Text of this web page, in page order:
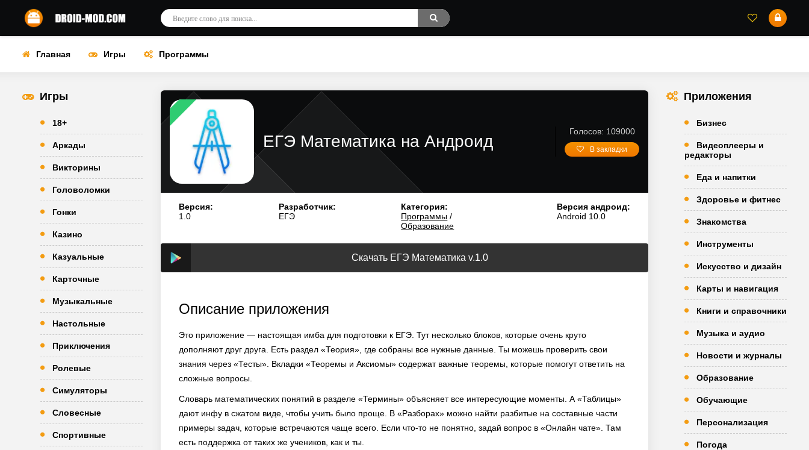
Главная Игры Программы
Игры
18+
Аркады
Викторины
Головоломки
Гонки
Казино
Казуальные
Карточные
Музыкальные
Настольные
Приключения
Ролевые
Симуляторы
Словесные
Спортивные
ЕГЭ Математика на Андроид
Голосов: 109000
В закладки
Версия:
1.0
Разработчик:
ЕГЭ
Категория:
Программы /
Образование
Версия андроид:
Android 10.0
Скачать ЕГЭ Математика v.1.0
Описание приложения
Это приложение — настоящая имба для подготовки к ЕГЭ. Тут несколько блоков, которые очень круто
дополняют друг друга. Есть раздел «Теория», где собраны все нужные данные. Ты можешь проверить свои
знания через «Тесты». Вкладки «Теоремы и Аксиомы» содержат важные теоремы, которые помогут ответить на
сложные вопросы.
Словарь математических понятий в разделе «Термины» объясняет все интересующие моменты. А «Таблицы»
дают инфу в сжатом виде, чтобы учить было проще. В «Разборах» можно найти разбитые на составные части
примеры задач, которые встречаются чаще всего. Если что-то не понятно, задай вопрос в «Онлайн чате». Там
есть поддержка от таких же учеников, как и ты.
Приложения
Бизнес
Видеоплееры и
редакторы
Еда и напитки
Здоровье и фитнес
Знакомства
Инструменты
Искусство и дизайн
Карты и навигация
Книги и справочники
Музыка и аудио
Новости и журналы
Образование
Обучающие
Персонализация
Погода